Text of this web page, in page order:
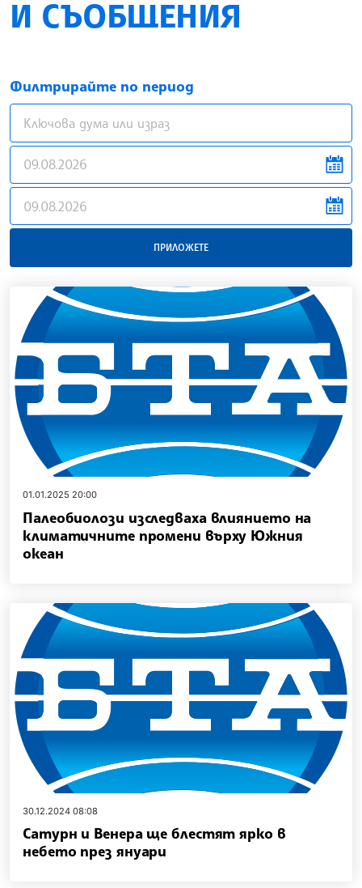
И СЪОБЩЕНИЯ
Филтрирайте по период
news.filter.from
news.filter.to
ПРИЛОЖЕТЕ
01.01.2025 20:00
Палеобиолози изследваха влиянието на
климатичните промени върху Южния
океан
30.12.2024 08:08
Сатурн и Венера ще блестят ярко в
небето през януари